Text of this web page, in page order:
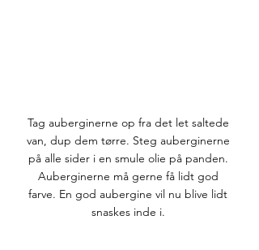
Tag auberginerne op fra det let saltede
van, dup dem tørre. Steg auberginerne
på alle sider i en smule olie på panden.
Auberginerne må gerne få lidt god
farve. En god aubergine vil nu blive lidt
snaskes inde i.